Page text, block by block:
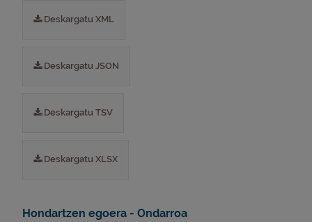
Deskargatu XML
Deskargatu JSON
Deskargatu TSV
Deskargatu XLSX
Hondartzen egoera - Ondarroa